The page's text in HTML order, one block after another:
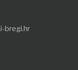
bregi.hr